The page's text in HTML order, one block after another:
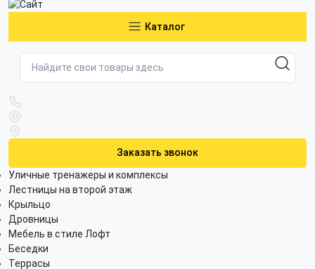
Каталог
Заказать звонок
Уличные тренажеры и комплексы
Лестницы на второй этаж
Крыльцо
Дровницы
Мебель в стиле Лофт
Беседки
Террасы